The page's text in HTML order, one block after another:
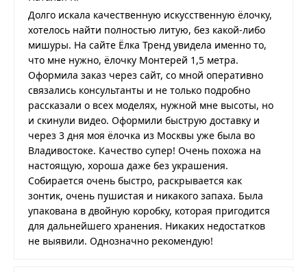
Долго искала качественную искусственную ёлочку,
хотелось найти полностью литую, без какой-либо
мишуры. На сайте Ёлка Тренд увидела именно то,
что мне нужно, ёлочку Монтерей 1,5 метра.
Оформила заказ через сайт, со мной оперативно
связались консультанты и не только подробно
рассказали о всех моделях, нужной мне высоты, но
и скинули видео. Оформили быструю доставку и
через 3 дня моя ёлочка из Москвы уже была во
Владивостоке. Качество супер! Очень похожа на
настоящую, хороша даже без украшения.
Собирается очень быстро, раскрывается как
зонтик, очень пушистая и никакого запаха. Была
упакована в двойную коробку, которая пригодится
для дальнейшего хранения. Никаких недостатков
не выявили. Однозначно рекомендую!